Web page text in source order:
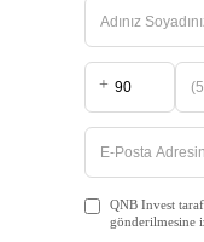
+
QNB Invest
gönderilmesine